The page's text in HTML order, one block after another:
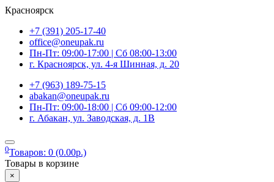
Красноярск
+7 (391) 205-17-40
office@oneupak.ru
Пн-Пт: 09:00-17:00 | Сб 08:00-13:00
г. Красноярск, ул. 4-я Шинная, д. 20
+7 (963) 189-75-15
abakan@oneupak.ru
Пн-Пт: 09:00-18:00 | Сб 09:00-12:00
г. Абакан, ул. Заводская, д. 1В
0Товаров: 0 (0.00р.)
Товары в корзине
×